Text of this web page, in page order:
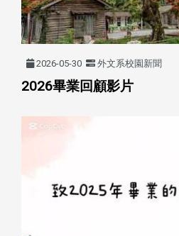
2026-05-30 外文系校園新聞
2026畢業回顧影片